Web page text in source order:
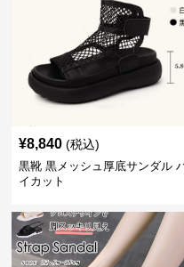
¥8,840 (税込)
黒靴 黒メッシュ厚底サンダル
イカット